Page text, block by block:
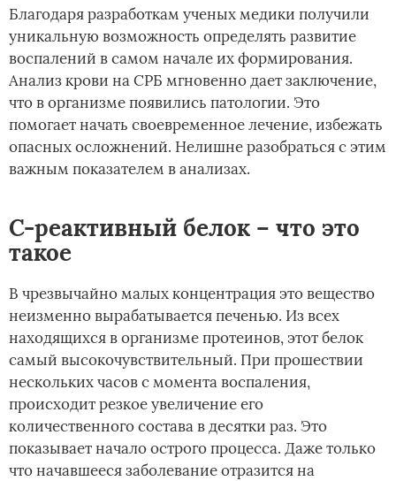
Благодаря разработкам ученых медики получили
уникальную возможность определять развитие
воспалений в самом начале их формирования.
Анализ крови на СРБ мгновенно дает заключение,
что в организме появились патологии. Это
помогает начать своевременное лечение, избежать
опасных осложнений. Нелишне разобраться с этим
важным показателем в анализах.
С-реактивный белок – что это
такое
В чрезвычайно малых концентрация это вещество
неизменно вырабатывается печенью. Из всех
находящихся в организме протеинов, этот белок
самый высокочувствительный. При прошествии
нескольких часов с момента воспаления,
происходит резкое увеличение его
количественного состава в десятки раз. Это
показывает начало острого процесса. Даже только
что начавшееся заболевание отразится на